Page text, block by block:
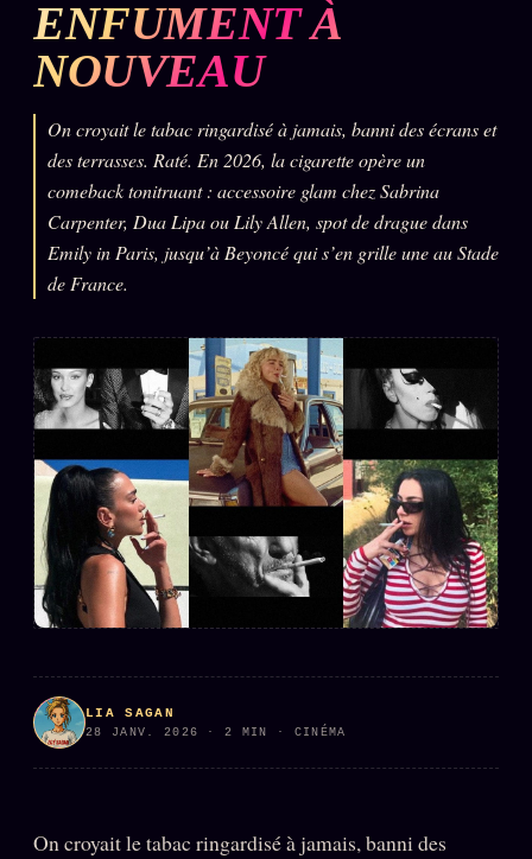
N L'ARCHIVE
✉ INSCRIPTION À LA NEWSLETTER
Rubriques éditoriales
TOUTES LES RUBRIQUES →
RENSEIGNEMENT
BUREAU DE
TENDANCES
MACRONLEAKS SCANDALES
ALT NEWS GOSSIP
PRÉDICTIONS INFOFICTION
Chat Oracle LIVE
Oracle z/S
ENFUMENT À
NOUVEAU
On croyait le tabac ringardisé à jamais, banni des écrans et
des terrasses. Raté. En 2026, la cigarette opère un
comeback tonitruant : accessoire glam chez Sabrina
Carpenter, Dua Lipa ou Lily Allen, spot de drague dans
Emily in Paris, jusqu’à Beyoncé qui s’en grille une au Stade
de France.
LIA SAGAN
28 JANV. 2026 · 2 MIN · CINÉMA
On croyait le tabac ringardisé à jamais, banni des